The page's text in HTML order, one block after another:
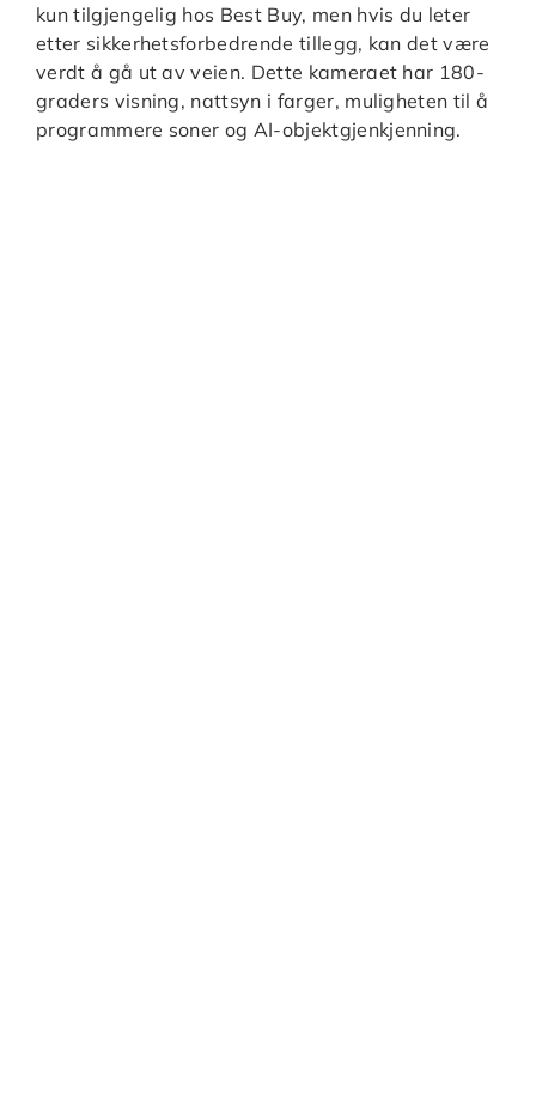
kun tilgjengelig hos Best Buy, men hvis du leter
etter sikkerhetsforbedrende tillegg, kan det være
verdt å gå ut av veien. Dette kameraet har 180-
graders visning, nattsyn i farger, muligheten til å
programmere soner og AI-objektgjenkjenning.